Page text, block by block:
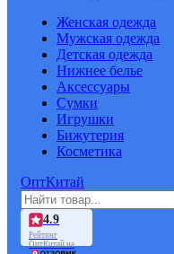
Женская одежда
Мужская одежда
Детская одежда
Нижнее белье
Аксессуары
Сумки
Игрушки
Бижутерия
Косметика
ОптКитай
4.9
Рейтинг
ОптКитай на